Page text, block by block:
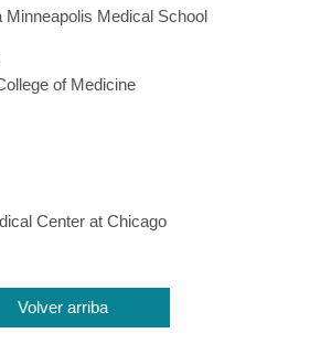
Medical School
of Medicine
Center at Chicago
Volver arriba